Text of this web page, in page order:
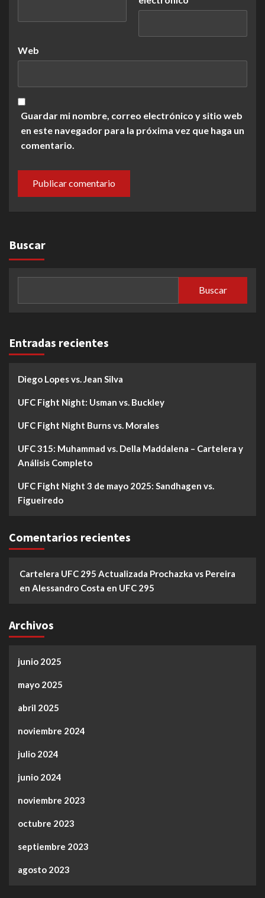
Web
Guardar mi nombre, correo electrónico y sitio web
en este navegador para la próxima vez que haga un
comentario.
Buscar
Buscar
Entradas recientes
Diego Lopes vs. Jean Silva
UFC Fight Night: Usman vs. Buckley
UFC Fight Night Burns vs. Morales
UFC 315: Muhammad vs. Della Maddalena – Cartelera y
Análisis Completo
UFC Fight Night 3 de mayo 2025: Sandhagen vs.
Figueiredo
Comentarios recientes
Cartelera UFC 295 Actualizada Prochazka vs Pereira
en Alessandro Costa en UFC 295
Archivos
junio 2025
mayo 2025
abril 2025
noviembre 2024
julio 2024
junio 2024
noviembre 2023
octubre 2023
septiembre 2023
agosto 2023